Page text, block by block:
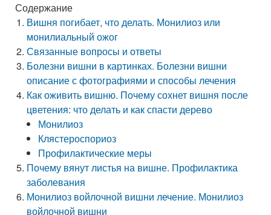
Содержание
Вишня погибает, что делать. Монилиоз или
монилиальный ожог
Связанные вопросы и ответы
Болезни вишни в картинках. Болезни вишни
описание с фотографиями и способы лечения
Как оживить вишню. Почему сохнет вишня после
цветения: что делать и как спасти дерево
Монилиоз
Клястероспориоз
Профилактические меры
Почему вянут листья на вишне. Профилактика
заболевания
Монилиоз войлочной вишни лечение. Монилиоз
войлочной вишни